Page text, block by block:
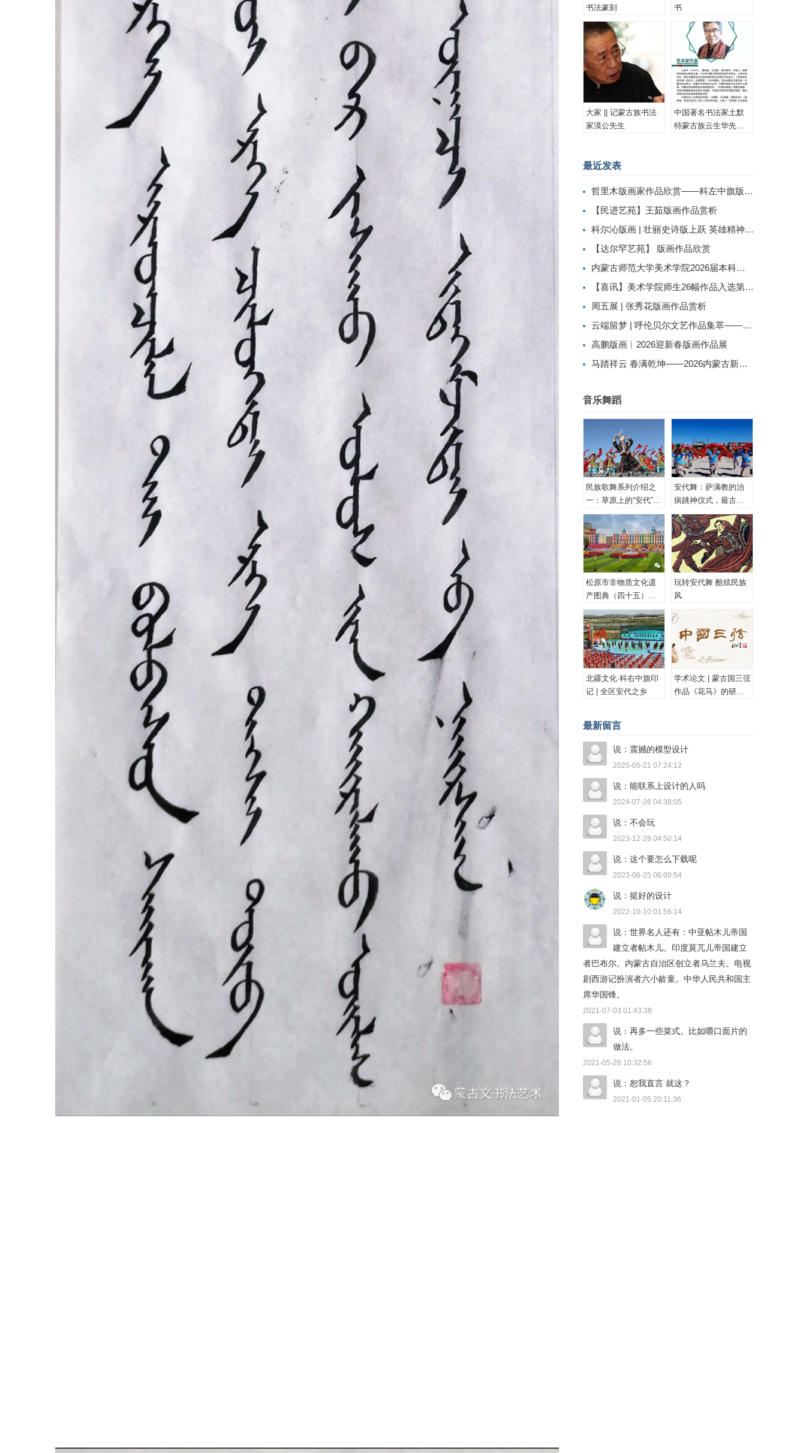
书法篆刻
书
大家 || 记蒙古族书法
家漠公先生
中国著名书法家土默
特蒙古族云生华先生
最近发表
哲里木版画家作品欣赏——科左中旗版画家李忠斌作品赏析
【民进艺苑】王茹版画作品赏析
科尔沁版画 | 壮丽史诗版上跃 英雄精神画中传
【达尔罕艺苑】 版画作品欣赏
内蒙古师范大学美术学院2026届本科生毕业作品展美术学专业（版画方向）
【喜讯】美术学院师生26幅作品入选第二届内蒙古自治区小版画暨藏书票展
周五展 | 张秀花版画作品赏析
云端留梦 | 呼伦贝尔文艺作品集萃——姜识民版画选登
高鹏版画︱2026迎新春版画作品展
马踏祥云 春满乾坤——2026内蒙古新春民间工艺美术线上展（三）
音乐舞蹈
民族歌舞系列介绍之
一：草原上的“安代”和
安代舞
安代舞：萨满教的治
病跳神仪式，最古老
的心理治疗！
松原市非物质文化遗
产图典（四十五）蒙
古族安代舞
玩转安代舞 酷炫民族
风
北疆文化·科右中旗印
记 | 全区安代之乡
学术论文 | 蒙古国三弦
作品《花马》的研究
最新留言
说：震撼的模型设计
2025-05-21 07:24:12
说：能联系上设计的人吗
2024-07-26 04:38:05
说：不会玩
2023-12-28 04:50:14
说：这个要怎么下载呢
2023-06-25 06:00:54
说：挺好的设计
2022-10-10 01:56:14
说：世界名人还有：中亚帖木儿帝国
建立者帖木儿。印度莫兀儿帝国建立
者巴布尔。内蒙古自治区创立者乌兰夫。电视
剧西游记扮演者六小龄童。中华人民共和国主
席华国锋。
2021-07-03 01:43:38
说：再多一些菜式。比如嚼口面片的
做法。
2021-05-26 10:32:56
说：恕我直言 就这？
2021-01-05 20:11:36